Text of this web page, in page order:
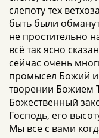
слепоту тех
быть были
не простительно
всё так ясно
сейчас очень
промысел Божий и
творении Божием
Божественный
Господь, его
Мы все с вами